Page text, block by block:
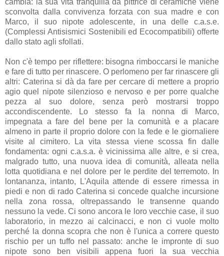
sconvolta dalla convivenza forzata con sua madre e con
Marco, il suo nipote adolescente, in una delle c.a.s.e.
(Complessi Antisismici Sostenibili ed Ecocompatibili) offerte
dallo stato agli sfollati.
Non c'è tempo per riflettere: bisogna rimboccarsi le maniche
e fare di tutto per rinascere. O perlomeno per far rinascere gli
altri: Caterina si dà da fare per cercare di mettere a proprio
agio quel nipote silenzioso e nervoso e per porre qualche
pezza al suo dolore, senza però mostrarsi troppo
accondiscendente. Lo stesso fa la nonna di Marco,
impegnata a fare del bene per la comunità e a placare
almeno in parte il proprio dolore con la fede e le giornaliere
visite al cimitero. La vita stessa viene scossa fin dalle
fondamenta: ogni c.a.s.a. è vicinissima alle altre, e si crea,
malgrado tutto, una nuova idea di comunità, alleata nella
lotta quotidiana e nel dolore per le perdite del terremoto. In
lontananza, intanto, L'Aquila attende di essere rimessa in
piedi e non di rado Caterina si concede qualche incursione
nella zona rossa, oltrepassando le transenne quando
nessuno la vede. Ci sono ancora le loro vecchie case, il suo
laboratorio, in mezzo ai calcinacci, e non ci vuole molto
perché la donna scopra che non è l'unica a correre questo
rischio per un tuffo nel passato: anche le impronte di suo
nipote sono ben visibili appena fuori la sua vecchia